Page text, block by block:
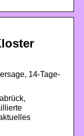
14-Tage-